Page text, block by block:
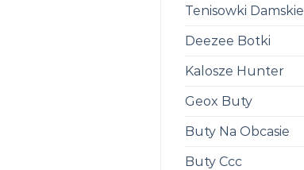
Tenisowki Damskie
Deezee Botki
Kalosze Hunter
Geox Buty
Buty Na Obcasie
Buty Ccc